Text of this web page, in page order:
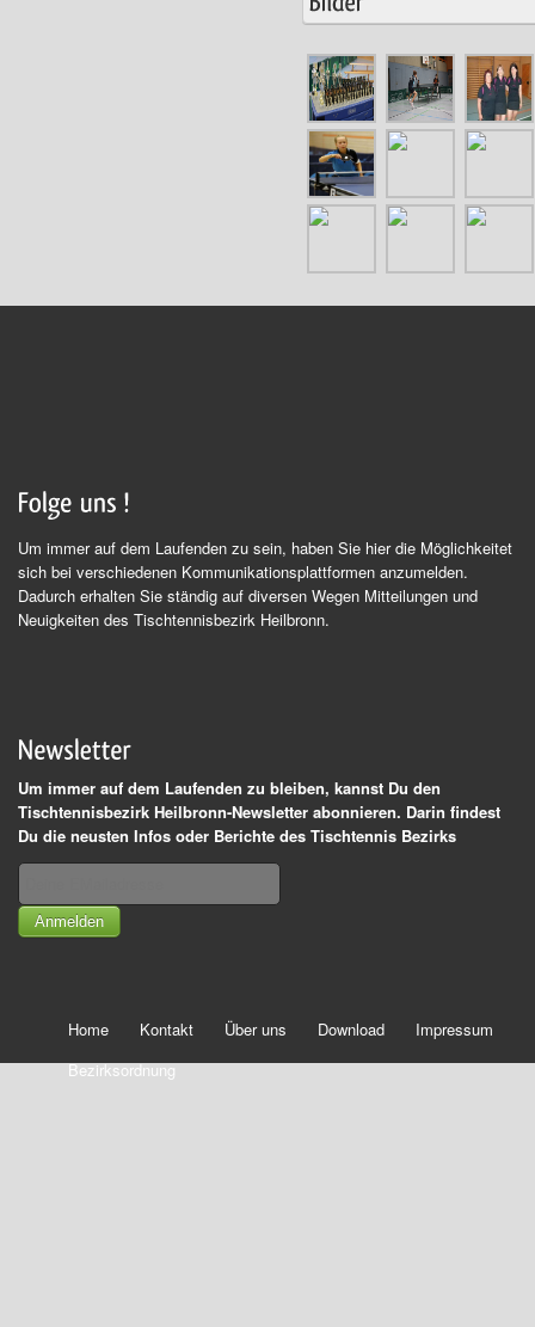
Um immer auf dem Laufenden zu sein, haben Sie hier die Möglichkeitet
sich bei verschiedenen Kommunikationsplattformen anzumelden.
Dadurch erhalten Sie ständig auf diversen Wegen Mitteilungen und
Neuigkeiten des Tischtennisbezirk Heilbronn.
Um immer auf dem Laufenden zu bleiben, kannst Du den
Tischtennisbezirk Heilbronn-Newsletter abonnieren. Darin findest
Du die neusten Infos oder Berichte des Tischtennis Bezirks
Anmelden
Home Kontakt Über uns Download
Impressum
Bezirksordnung